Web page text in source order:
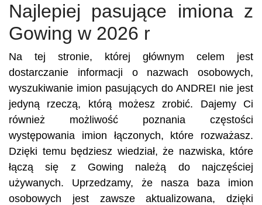
Najlepiej pasujące imiona z
Gowing w 2026 r
Na tej stronie, której głównym celem jest
dostarczanie informacji o nazwach osobowych,
wyszukiwanie imion pasujących do ANDREI nie jest
jedyną rzeczą, którą możesz zrobić. Dajemy Ci
również możliwość poznania częstości
występowania imion łączonych, które rozważasz.
Dzięki temu będziesz wiedział, że nazwiska, które
łączą się z Gowing należą do najczęściej
używanych. Uprzedzamy, że nasza baza imion
osobowych jest zawsze aktualizowana, dzięki